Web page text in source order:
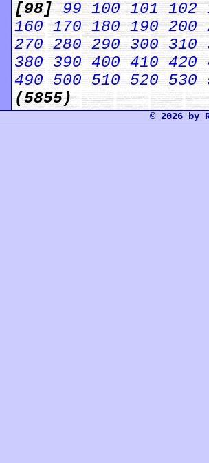
[98]99 100 101 102
160 170 180 190 200
270 280 290 300 310
380 390 400 410 420
490 500 510 520 530
(5855)
© 2026 by